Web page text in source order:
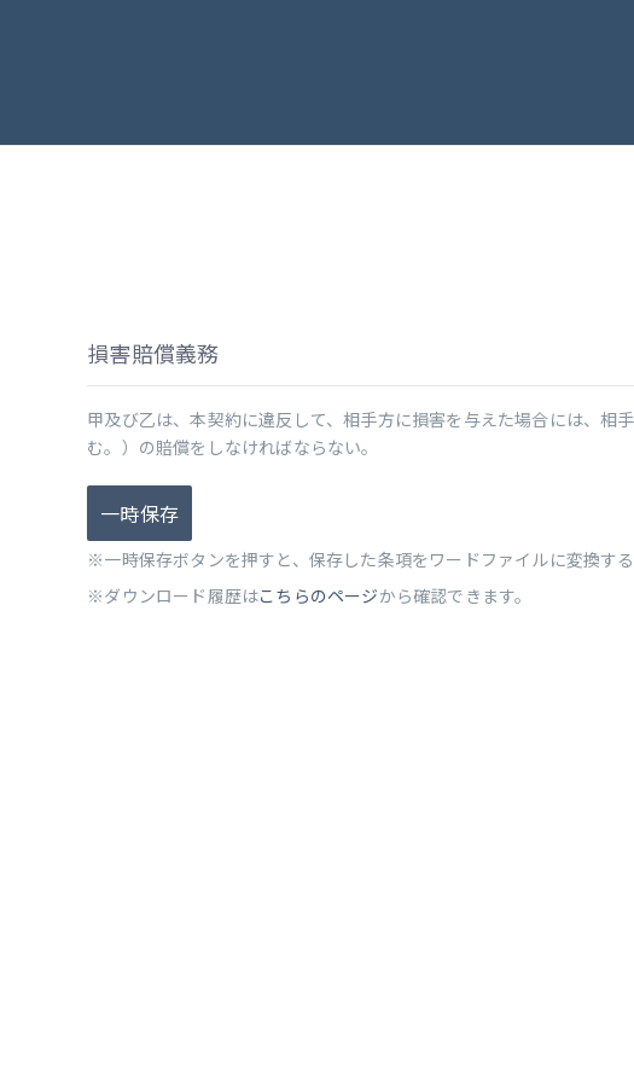
損害賠償義務
甲及び乙は、本契約に違反して、相手方に損害を与えた場合には、相
む。）の賠償をしなければならない。
一時保存
※一時保存ボタンを押すと、保存した条項をワードファイルに変換する
※ダウンロード履歴はこちらのページから確認できます。